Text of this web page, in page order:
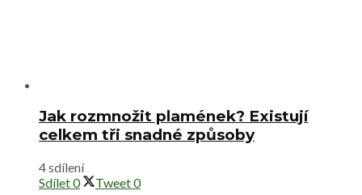
Jak rozmnožit plamének? Existují
celkem tři snadné způsoby
4 sdílení
Sdílet0 Tweet0